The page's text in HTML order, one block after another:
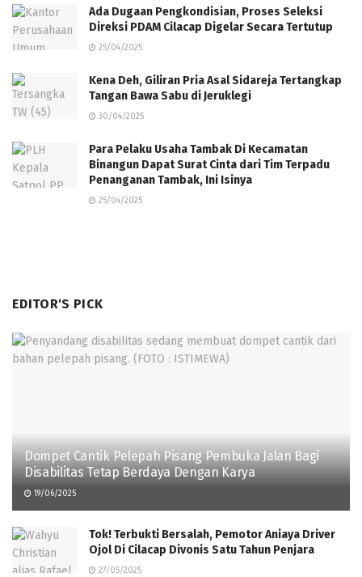
Ada Dugaan Pengkondisian, Proses Seleksi
Direksi PDAM Cilacap Digelar Secara Tertutup
25/04/2025
Kena Deh, Giliran Pria Asal Sidareja Tertangkap
Tangan Bawa Sabu di Jeruklegi
30/04/2025
Para Pelaku Usaha Tambak Di Kecamatan
Binangun Dapat Surat Cinta dari Tim Terpadu
Penanganan Tambak, Ini Isinya
25/04/2025
EDITOR'S PICK
Dompet Cantik Pelepah Pisang Pembuka Jalan Bagi
Disabilitas Tetap Berdaya Dengan Karya
19/06/2025
Tok! Terbukti Bersalah, Pemotor Aniaya Driver
Ojol Di Cilacap Divonis Satu Tahun Penjara
27/05/2025